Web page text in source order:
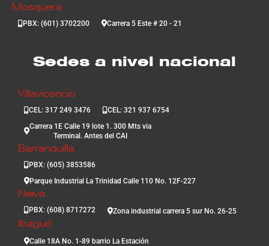
Mosquera
PBX: (601) 3702200 Carrera 5 Este # 20 - 21
Sedes a nivel nacional
Villavicencio
CEL: 317 249 3476
CEL: 321 937 6754
Carrera 1E Calle 19 lote 1. 300 Mts via
Terminal. Antes del CAI
Barranquilla
PBX: (605) 3853586
Parque Industrial La Trinidad Calle 110 No. 12F-227
Neiva
PBX: (608) 8717272 Zona industrial carrera 5 sur No. 26-25
Ibagué
Calle 18A No. 1-89 barrio La Estación